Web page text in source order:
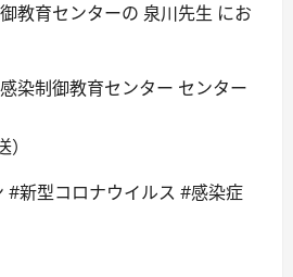
教育センターの 泉川先生 にお
染制御教育センター センター
#新型コロナウイルス #感染症